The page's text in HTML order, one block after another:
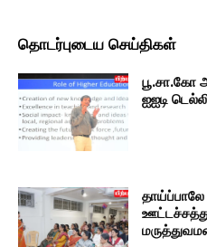
தொடர்புடைய செய்திகள்
பூ.சா.கோ
ஐஐடி